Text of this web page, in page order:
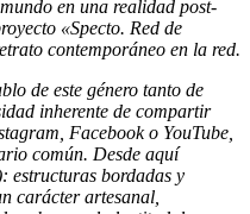
en una realidad post-
«Specto. Red de
contemporáneo en la red.
de este género tanto de
inherente de compartir
Facebook o YouTube,
común. Desde aquí
estructuras bordadas y
carácter artesanal,